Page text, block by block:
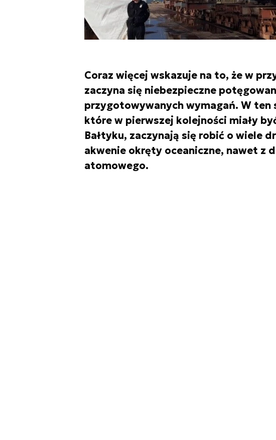
Coraz więcej wskazuje na to, że w
zaczyna się niebezpieczne
przygotowywanych wymagań. W
które w pierwszej kolejności miały
Bałtyku, zaczynają się robić o wiele
akwenie okręty oceaniczne, nawet z
atomowego.